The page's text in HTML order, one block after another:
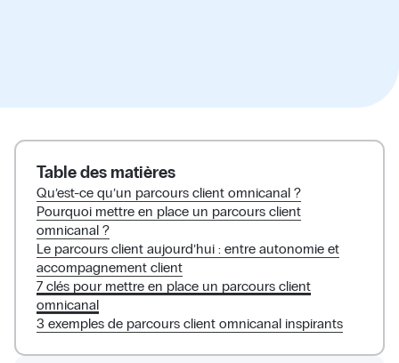
Table des matières
Qu’est-ce qu’un parcours client omnicanal ?
Pourquoi mettre en place un parcours client
omnicanal ?
Le parcours client aujourd’hui : entre autonomie et
accompagnement client
7 clés pour mettre en place un parcours client
omnicanal
3 exemples de parcours client omnicanal inspirants